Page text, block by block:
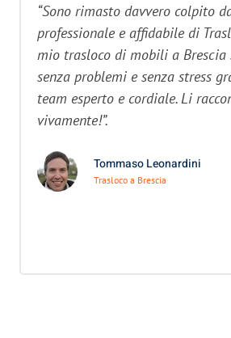
“Sono rimasto davvero colpito
professionale e affidabile di
mio trasloco di mobili a Brescia
senza problemi e senza stress
team esperto e cordiale. Li
vivamente!”.
Tommaso Leonardini
Trasloco a Brescia